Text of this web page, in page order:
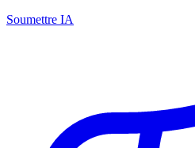
Soumettre IA